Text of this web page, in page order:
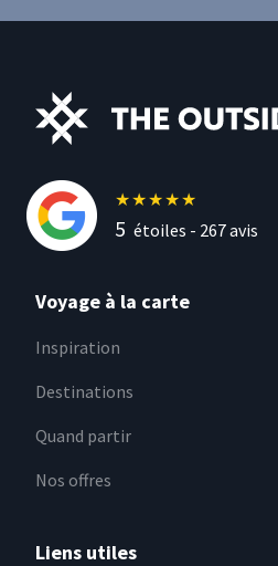
★★★★★
5 étoiles - 267avis
Voyage à la carte
Inspiration
Destinations
Quand partir
Nos offres
Liens utiles